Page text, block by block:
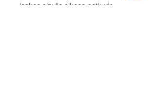
laskee sinulle oikean potkurin.